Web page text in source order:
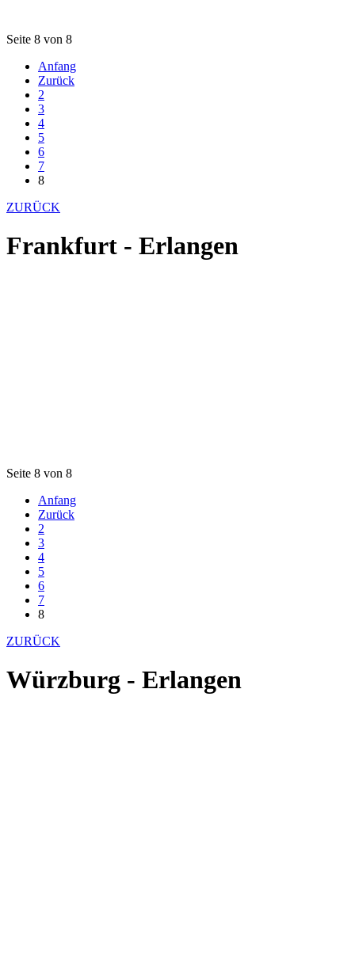
Seite 8 von 8
Anfang
Zurück
2
3
4
5
6
7
8
ZURÜCK
Frankfurt - Erlangen
Seite 8 von 8
Anfang
Zurück
2
3
4
5
6
7
8
ZURÜCK
Würzburg - Erlangen